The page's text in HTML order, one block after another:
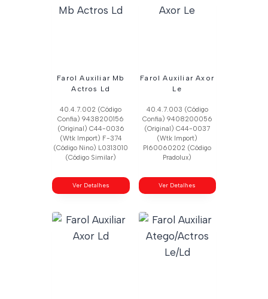
Farol Auxiliar Mb
Actros Ld
40.4.7.002 (Código
Confia) 9438200156
(Original) C44-0036
(Wtk Import) F-374
(Código Nino) L0313010
(Código Similar)
Ver Detalhes
Farol Auxiliar Axor
Le
40.4.7.003 (Código
Confia) 9408200056
(Original) C44-0037
(Wtk Import)
Pl60060202 (Código
Pradolux)
Ver Detalhes